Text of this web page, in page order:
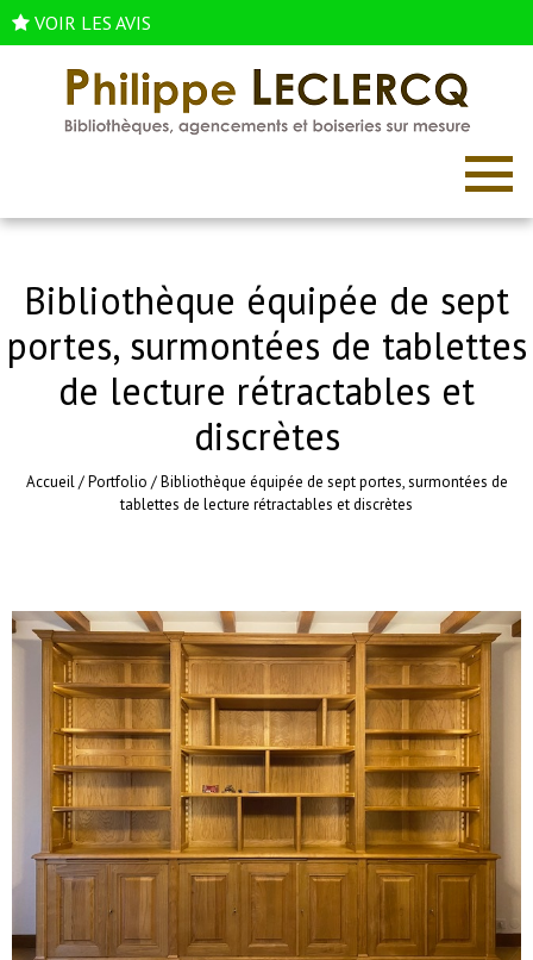
VOIR LES AVIS
Bibliothèque équipée de sept
portes, surmontées de tablettes
de lecture rétractables et
discrètes
Accueil/Portfolio /Bibliothèque équipée de sept portes, surmontées de
tablettes de lecture rétractables et discrètes